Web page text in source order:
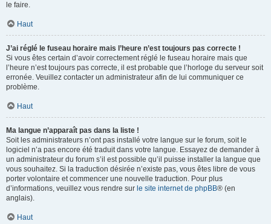
le faire.
Haut
J’ai réglé le fuseau horaire mais l’heure n’est toujours pas correcte !
Si vous êtes certain d’avoir correctement réglé le fuseau horaire mais que
l’heure n’est toujours pas correcte, il est probable que l’horloge du serveur soit
erronée. Veuillez contacter un administrateur afin de lui communiquer ce
problème.
Haut
Ma langue n’apparaît pas dans la liste !
Soit les administrateurs n’ont pas installé votre langue sur le forum, soit le
logiciel n’a pas encore été traduit dans votre langue. Essayez de demander à
un administrateur du forum s’il est possible qu’il puisse installer la langue que
vous souhaitez. Si la traduction désirée n’existe pas, vous êtes libre de vous
porter volontaire et commencer une nouvelle traduction. Pour plus
d’informations, veuillez vous rendre sur le site internet de phpBB® (en
anglais).
Haut